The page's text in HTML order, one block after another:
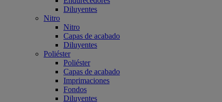
Diluyentes
Nitro
Nitro
Capas de acabado
Diluyentes
Poliéster
Poliéster
Capas de acabado
Imprimaciones
Fondos
Diluyentes